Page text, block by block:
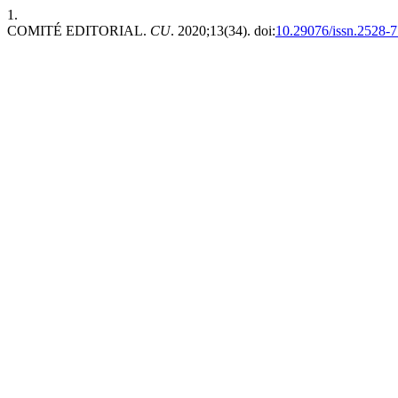
1.
COMITÉ EDITORIAL. CU. 2020;13(34). doi:10.29076/issn.2528-